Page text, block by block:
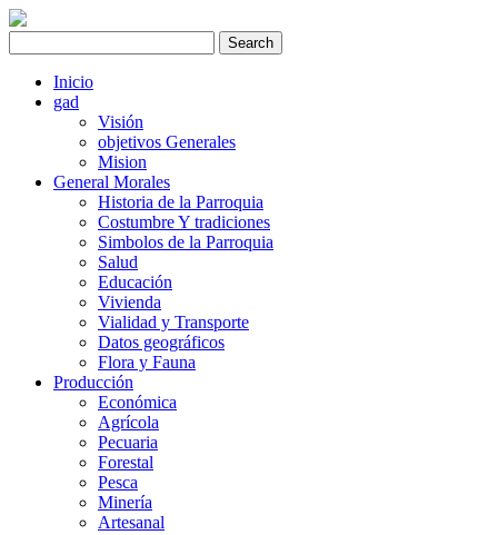
Inicio
gad
Visión
objetivos Generales
Mision
General Morales
Historia de la Parroquia
Costumbre Y tradiciones
Simbolos de la Parroquia
Salud
Educación
Vivienda
Vialidad y Transporte
Datos geográficos
Flora y Fauna
Producción
Económica
Agrícola
Pecuaria
Forestal
Pesca
Minería
Artesanal